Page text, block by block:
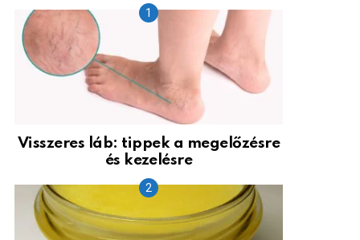
Visszeres láb: tippek a megelőzésre
és kezelésre